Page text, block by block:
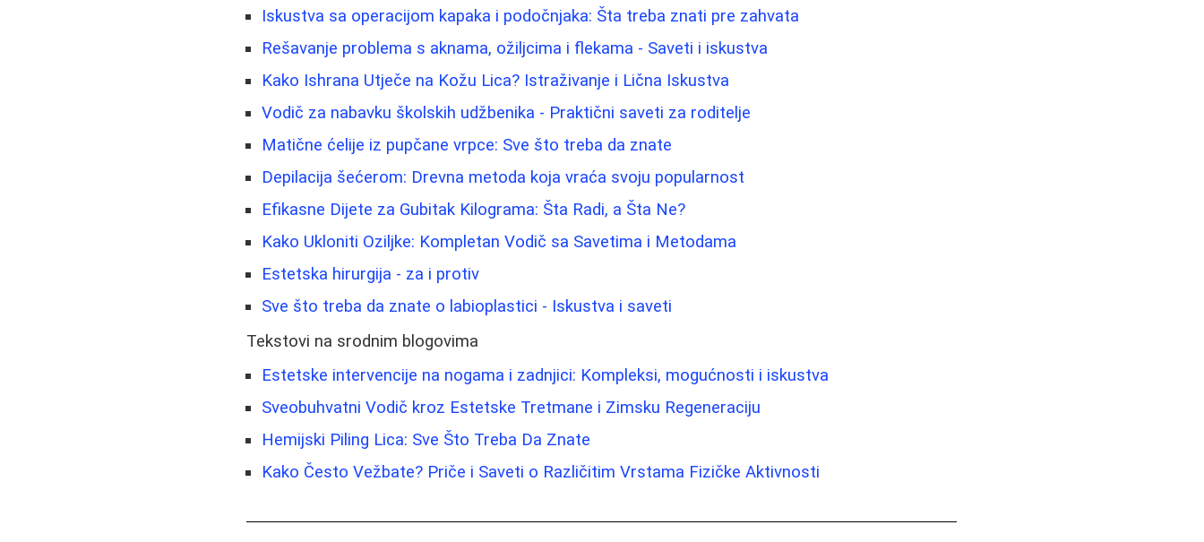
Iskustva sa operacijom kapaka i podočnjaka: Šta treba znati pre zahvata
Rešavanje problema s aknama, ožiljcima i flekama - Saveti i iskustva
Kako Ishrana Utječe na Kožu Lica? Istraživanje i Lična Iskustva
Vodič za nabavku školskih udžbenika - Praktični saveti za roditelje
Matične ćelije iz pupčane vrpce: Sve što treba da znate
Depilacija šećerom: Drevna metoda koja vraća svoju popularnost
Efikasne Dijete za Gubitak Kilograma: Šta Radi, a Šta Ne?
Kako Ukloniti Oziljke: Kompletan Vodič sa Savetima i Metodama
Estetska hirurgija - za i protiv
Sve što treba da znate o labioplastici - Iskustva i saveti
Tekstovi na srodnim blogovima
Estetske intervencije na nogama i zadnjici: Kompleksi, mogućnosti i iskustva
Sveobuhvatni Vodič kroz Estetske Tretmane i Zimsku Regeneraciju
Hemijski Piling Lica: Sve Što Treba Da Znate
Kako Često Vežbate? Priče i Saveti o Različitim Vrstama Fizičke Aktivnosti